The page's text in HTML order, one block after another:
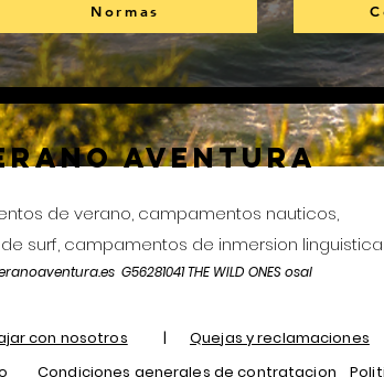
Normas
Aventura
de verano, campamentos nauticos,
surf, campamentos de inmersion linguistica
G56281041 THE WILD ONES osal
con nosotros |
Quejas y reclamaciones
Condiciones generales de contratacion